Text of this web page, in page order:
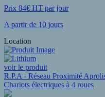
Prix 84€ HT par jour
A partir de 10 jours
Location
voir le produit
R.P.A - Réseau Proximité
Chariots électriques à 4 roues